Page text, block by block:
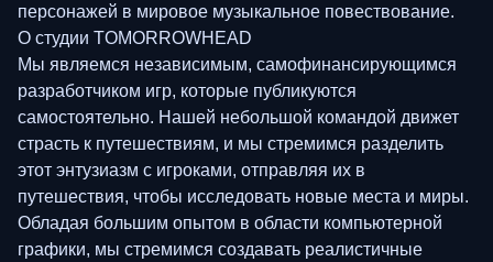
персонажей в мировое музыкальное повествование.
О студии TOMORROWHEAD
Мы являемся независимым, самофинансирующимся
разработчиком игр, которые публикуются
самостоятельно. Нашей небольшой командой движет
страсть к путешествиям, и мы стремимся разделить
этот энтузиазм с игроками, отправляя их в
путешествия, чтобы исследовать новые места и миры.
Обладая большим опытом в области компьютерной
графики, мы стремимся создавать реалистичные